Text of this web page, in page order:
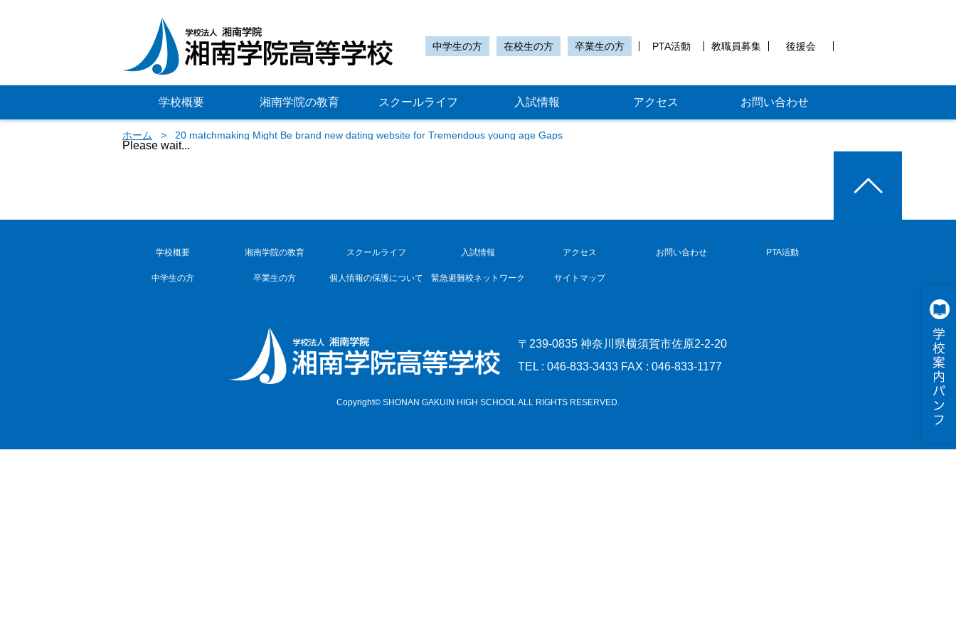
中学生の方 在校生の方 卒業生の方 PTA活動 教職員募集 後援会
学校概要 湘南学院の教育 スクールライフ 入試情報 アクセス お問い合わせ
ホーム 20 matchmaking Might Be brand new dating website for Tremendous young age Gaps
Please wait...
学校概要 湘南学院の教育 スクールライフ 入試情報 アクセス お問い合わせ PTA活動
中学生の方 卒業生の方 個人情報の保護について 緊急避難校ネットワーク サイトマップ
〒239-0835 神奈川県横須賀市佐原2-2-20
TEL : 046-833-3433 FAX : 046-833-1177
Copyright© SHONAN GAKUIN HIGH SCHOOL ALL RIGHTS RESERVED.